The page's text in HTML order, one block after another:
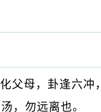
父母，卦逢六冲
，勿远离也。